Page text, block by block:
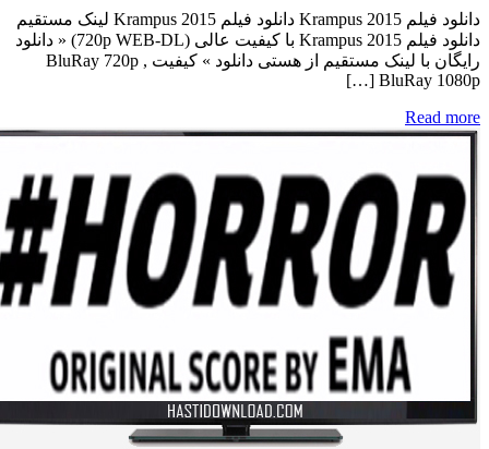
دانلود فیلم Krampus 2015 دانلود فیلم Krampus 2015 لینک مستقیم
دانلود فیلم Krampus 2015 با کیفیت عالی (720p WEB-DL) « دانلود
رایگان با لینک مستقیم از هستی دانلود » کیفیت BluRay 720p ,
BluRay 1080p […]
Read more